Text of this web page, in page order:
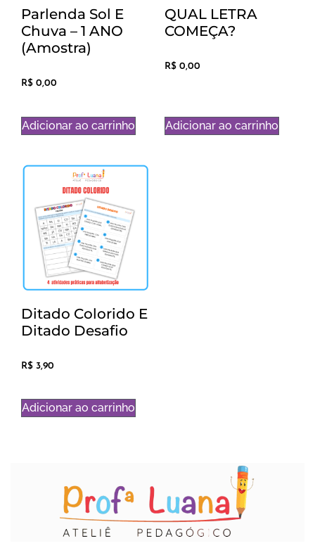
Parlenda Sol E
Chuva – 1 ANO
(amostra)
R$ 0,00
Adicionar ao carrinho
QUAL LETRA
COMEÇA?
R$ 0,00
Adicionar ao carrinho
Ditado Colorido E
Ditado Desafio
R$ 3,90
Adicionar ao carrinho